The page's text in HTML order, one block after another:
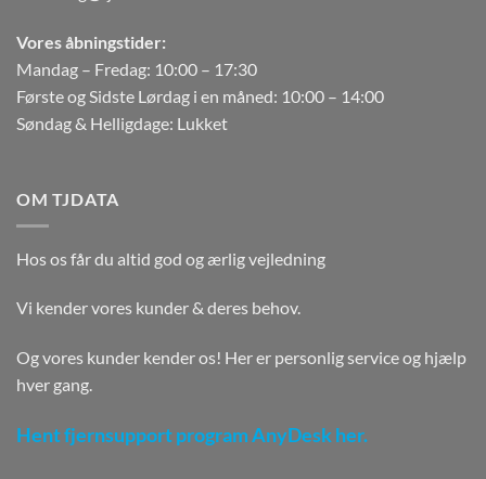
Vores åbningstider:
Mandag – Fredag: 10:00 – 17:30
Første og Sidste Lørdag i en måned: 10:00 – 14:00
Søndag & Helligdage: Lukket
OM TJDATA
Hos os får du altid god og ærlig vejledning
Vi kender vores kunder & deres behov.
Og vores kunder kender os! Her er personlig service og hjælp
hver gang.
Hent fjernsupport program AnyDesk her.